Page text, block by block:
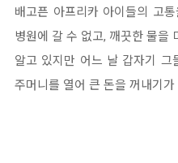
배고픈 아프리카 아이들의 고
병원에 갈 수 없고, 깨끗한 물을
알고 있지만 어느 날 갑자기 그
주머니를 열어 큰 돈을 꺼내기가